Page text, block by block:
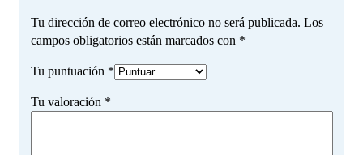
Tu dirección de correo electrónico no será publicada. Los
campos obligatorios están marcados con *
Tu puntuación *
Tu valoración *